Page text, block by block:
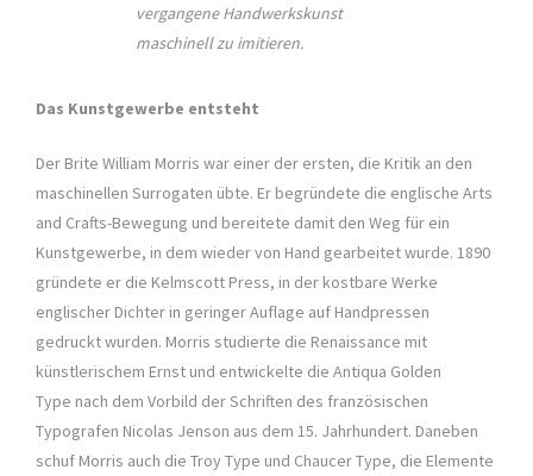
vergangene Handwerkskunst
maschinell zu imitieren.
Das Kunstgewerbe entsteht
Der Brite William Morris war einer der ersten, die Kritik an den
maschinellen Surrogaten übte. Er begründete die englische Arts
and Crafts-Bewegung und bereitete damit den Weg für ein
Kunstgewerbe, in dem wieder von Hand gearbeitet wurde. 1890
gründete er die Kelmscott Press, in der kostbare Werke
englischer Dichter in geringer Auflage auf Handpressen
gedruckt wurden. Morris studierte die Renaissance mit
künstlerischem Ernst und entwickelte die Antiqua Golden
Type nach dem Vorbild der Schriften des französischen
Typografen Nicolas Jenson aus dem 15. Jahrhundert. Daneben
schuf Morris auch die Troy Type und Chaucer Type, die Elemente